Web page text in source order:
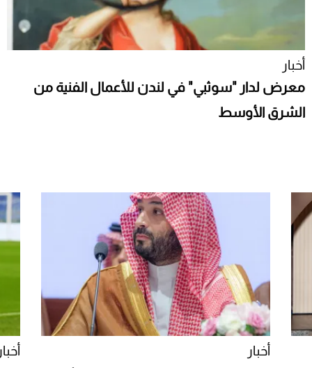
أخبار
معرض لدار "سوثبي" في لندن للأعمال الفنية من
الشرق الأوسط
أخبار